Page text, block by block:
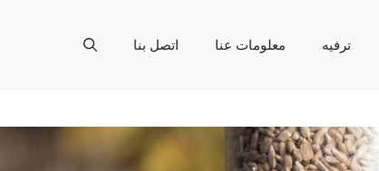
ترفيه معلومات عنا اتصل بنا